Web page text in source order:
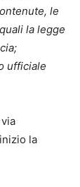
le
la legge
ufficiale
la